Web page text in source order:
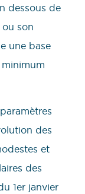
dessous de
son
une base
des
et
des
1er janvier